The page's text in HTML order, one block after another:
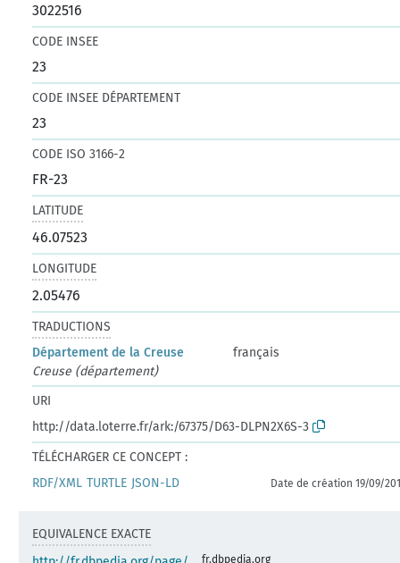
3022516
CODE INSEE
23
CODE INSEE DÉPARTEMENT
23
CODE ISO 3166-2
FR-23
LATITUDE
46.07523
LONGITUDE
2.05476
TRADUCTIONS
Département de la Creuse
français
Creuse (département)
URI
http://data.loterre.fr/ark:/67375/D63-DLPN2X6S-3
TÉLÉCHARGER CE CONCEPT :
RDF/XML TURTLE JSON-LD Date de création 19/09/
EQUIVALENCE EXACTE
fr.dbpedia.org